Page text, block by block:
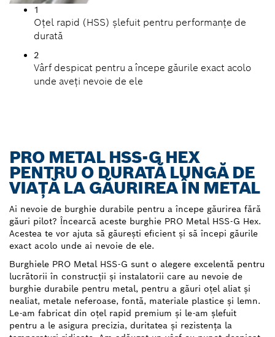
1
Oțel rapid (HSS) șlefuit pentru performanțe de
durată
2
Vârf despicat pentru a începe găurile exact acolo
unde aveți nevoie de ele
PRO METAL HSS-G HEX
PENTRU O DURATĂ LUNGĂ DE
VIAȚĂ LA GĂURIREA ÎN METAL
Ai nevoie de burghie durabile pentru a începe găurirea fără
găuri pilot? Încearcă aceste burghie PRO Metal HSS-G Hex.
Acestea te vor ajuta să găurești eficient și să începi găurile
exact acolo unde ai nevoie de ele.
Burghiele PRO Metal HSS-G sunt o alegere excelentă pentru
lucrătorii în construcții și instalatorii care au nevoie de
burghie durabile pentru metal, pentru a găuri oțel aliat și
nealiat, metale neferoase, fontă, materiale plastice și lemn.
Le-am fabricat din oțel rapid premium și le-am șlefuit
pentru a le asigura precizia, duritatea și rezistența la